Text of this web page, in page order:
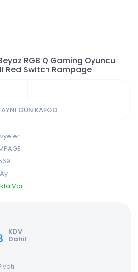
RGB Q Gaming Oyuncu
Red Switch Rampage
AYNI GÜN KARGO
Var
KDV
Dahil